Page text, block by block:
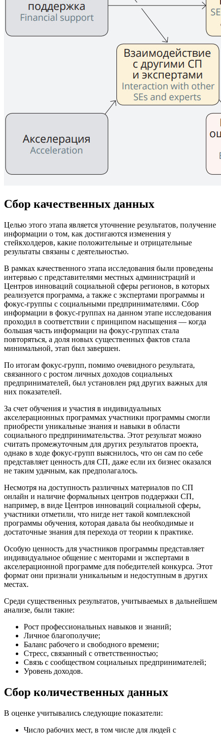
Сбор качественных данных
Целью этого этапа является уточнение результатов, получение
информации о том, как достигаются изменения у
стейкхолдеров, какие положительные и отрицательные
результаты связаны с деятельностью.
В рамках качественного этапа исследования были проведены
интервью с представителями местных администраций и
Центров инноваций социальной сферы регионов, в которых
реализуется программа, а также с экспертами программы и
фокус-группы с социальными предпринимателями. Сбор
информации в фокус-группах на данном этапе исследования
проходил в соответствии с принципом насыщения — когда
большая часть информации на фокус-группах стала
повторяться, а доля новых существенных фактов стала
минимальной, этап был завершен.
По итогам фокус-групп, помимо очевидного результата,
связанного с ростом личных доходов социальных
предпринимателей, был установлен ряд других важных для
них показателей.
За счет обучения и участия в индивидуальных
акселерационных программах участники программы смогли
приобрести уникальные знания и навыки в области
социального предпринимательства. Этот результат можно
считать промежуточным для других результатов проекта,
однако в ходе фокус-групп выяснилось, что он сам по себе
представляет ценность для СП, даже если их бизнес оказался
не таким удачным, как предполагалось.
Несмотря на доступность различных материалов по СП
онлайн и наличие формальных центров поддержки СП,
например, в виде Центров инноваций социальной сферы,
участники отметили, что нигде нет такой комплексной
программы обучения, которая давала бы необходимые и
достаточные знания для перехода от теории к практике.
Особую ценность для участников программы представляет
индивидуальное общение с менторами и экспертами в
акселерационной программе для победителей конкурса. Этот
формат они признали уникальным и недоступным в других
местах.
Среди существенных результатов, учитываемых в дальнейшем
анализе, были такие:
Рост профессиональных навыков и знаний;
Личное благополучие;
Баланс рабочего и свободного времени;
Стресс, связанный с ответственностью;
Связь с сообществом социальных предпринимателей;
Уровень доходов.
Сбор количественных данных
В оценке учитывались следующие показатели:
Число рабочих мест, в том числе для людей с